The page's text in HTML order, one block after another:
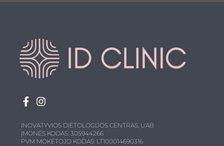
INOVATYVIOS DIETOLOGIJOS CENTRAS, UAB
ĮMONĖS KODAS: 305944266
PVM MOKĖTOJO KODAS: LT100014690316